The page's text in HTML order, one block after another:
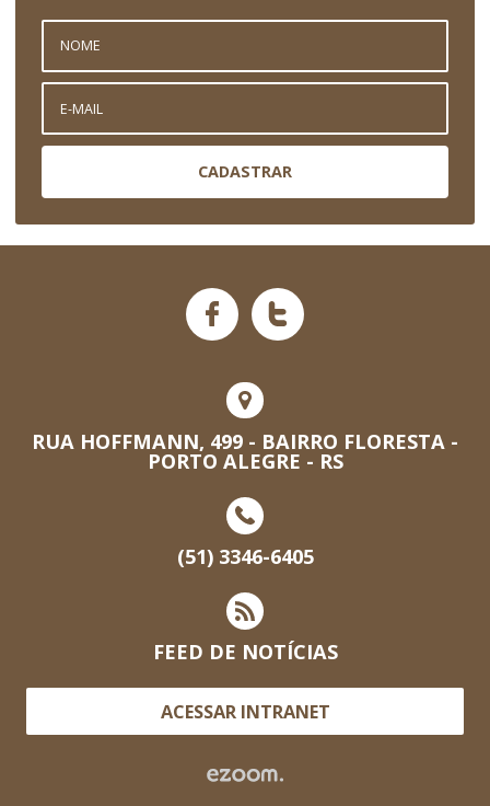
CADASTRAR
RUA HOFFMANN, 499 - BAIRRO FLORESTA -
PORTO ALEGRE - RS
(51) 3346-6405
FEED DE NOTÍCIAS
ACESSAR INTRANET